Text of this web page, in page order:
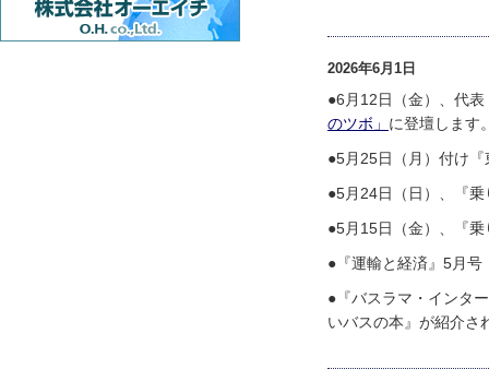
2026年6月1日
●6月12日（金）、代表
のツボ」 に登壇します
●5月25日（月）付け
●5月24日（日）、『
●5月15日（金）、『
●『運輸と経済』5月
●『バスラマ・インタ
いバスの本』が紹介さ